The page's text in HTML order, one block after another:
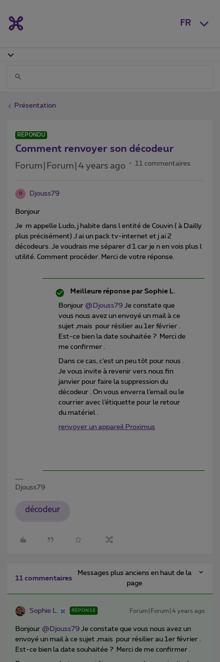
FR
Présentation
RÉPONDU
Comment renvoyer son décodeur
Forum|Forum|4 years ago 11 commentaires
D Djouss79
Bonjour
Je m appelle Ludo, j habite dans l entité de Couvin ( à Dailly
plus précisément) J ai un pack tv-internet et j ai 2
décodeurs. Je voudrais me séparer d 1 car je n en vois plus l
utilité. Comment procéder. Merci de votre réponse.
Meilleure réponse par Sophie L.
Bonjour @Djouss79 Je constate que
vous nous avez un envoyé un mail à ce
sujet ,mais pour résilier au 1er février .
Est-ce bien la date souhaitée ? Merci de
me confirmer .
Dans ce cas, c’est un peu tôt pour nous .
Je vous invite à revenir vers nous fin
janvier pour faire la suppression du
décodeur . On vous enverra l’email ou le
courrier avec l’étiquette pour le retour
du matériel .
renvoyer un appareil Proximus
Djouss79
décodeur
11 commentaires
Messages plus anciens en haut de la
page
Sophie L. RÉPONSE Forum|Forum|4 years ago
Bonjour @Djouss79 Je constate que vous nous avez un
envoyé un mail à ce sujet ,mais pour résilier au 1er février .
Est-ce bien la date souhaitée ? Merci de me confirmer .